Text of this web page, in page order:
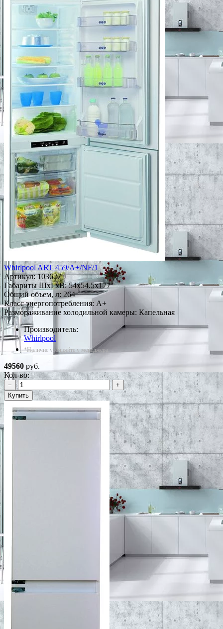
Whirlpool ART 459/A+/NF/1
Артикул:103627
Габариты ШxГxВ: 54x54.5x177
Общий объем, л: 264
Класс энергопотребления: A+
Размораживание холодильной камеры: Капельная
Производитель:
Whirlpool
*Наличие уточняйте у менеджера
49560 руб.
Кол-во:
−
+
Купить